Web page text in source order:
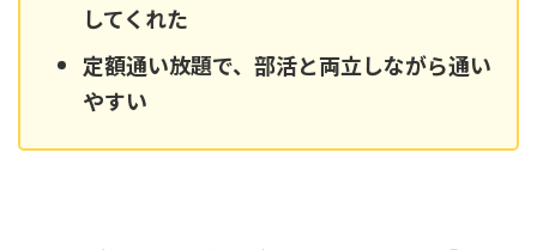
してくれた
定額通い放題で、部活と両立しながら通い
やすい